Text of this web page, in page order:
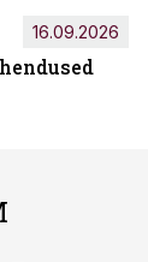
16.09.2026